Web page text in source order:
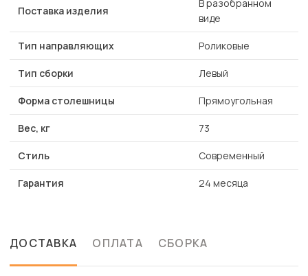
Поставка изделия
В разобранном
виде
Тип направляющих Роликовые
Тип сборки Левый
Форма столешницы Прямоугольная
Вес, кг 73
Стиль Современный
Гарантия 24 месяца
ДОСТАВКА ОПЛАТА СБОРКА